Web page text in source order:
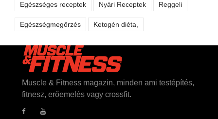
Egészséges receptek Nyári Receptek Reggeli
Egészségmegőrzés Ketogén diéta,
Muscle & Fitness magazin, minden ami testépítés,
fitnesz, erőemelés vagy crossfit.